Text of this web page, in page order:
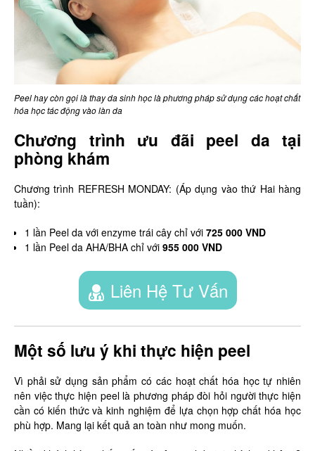
Peel hay còn gọi là thay da sinh học là phương pháp sử dụng các hoạt chất
hóa học tác động vào làn da
Chương trình ưu đãi peel da tại
phòng khám
Chương trình REFRESH MONDAY: (Áp dụng vào thứ Hai hàng
tuần):
1 lần Peel da với enzyme trái cây chỉ với 725 000 VND
1 lần Peel da AHA/BHA chỉ với 955 000 VND
Liên Hệ Tư Vấn
Một số lưu ý khi thực hiện peel
Vì phải sử dụng sản phẩm có các hoạt chất hóa học tự nhiên
nên việc thực hiện peel là phương pháp đòi hỏi người thực hiện
cần có kiến thức và kinh nghiệm để lựa chọn hợp chất hóa học
phù hợp. Mang lại kết quả an toàn như mong muốn.